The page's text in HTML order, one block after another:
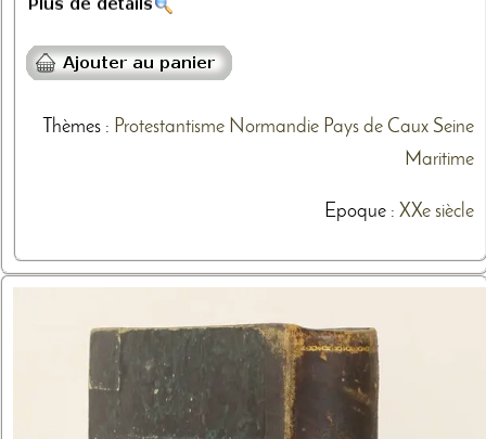
Thèmes: Protestantisme Normandie Pays de Caux Seine
Maritime
Epoque : XXe siècle